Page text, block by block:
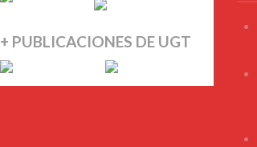
+ PUBLICACIONES DE UGT